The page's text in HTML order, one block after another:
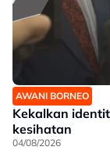
AWANI BORNEO
Kekalkan
kesihatan
04/08/2026